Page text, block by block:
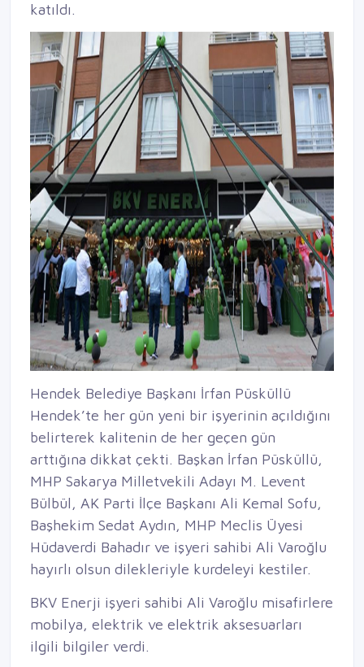
katıldı.
Hendek Belediye Başkanı İrfan Püsküllü
Hendek’te her gün yeni bir işyerinin açıldığını
belirterek kalitenin de her geçen gün
arttığına dikkat çekti. Başkan İrfan Püsküllü,
MHP Sakarya Milletvekili Adayı M. Levent
Bülbül, AK Parti İlçe Başkanı Ali Kemal Sofu,
Başhekim Sedat Aydın, MHP Meclis Üyesi
Hüdaverdi Bahadır ve işyeri sahibi Ali Varoğlu
hayırlı olsun dilekleriyle kurdeleyi kestiler.
BKV Enerji işyeri sahibi Ali Varoğlu misafirlere
mobilya, elektrik ve elektrik aksesuarları
ilgili bilgiler verdi.